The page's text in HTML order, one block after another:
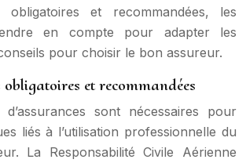
obligatoires et recommandées, les
en compte pour adapter les
pour choisir le bon assureur.
obligatoires et recommandées
sont nécessaires pour
liés à l’utilisation professionnelle du
La Responsabilité Civile Aérienne